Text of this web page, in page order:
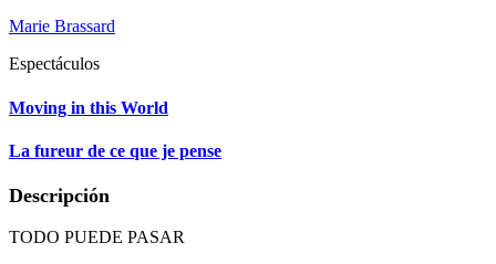
Marie Brassard
Espectáculos
Moving in this World
La fureur de ce que je pense
Descripción
TODO PUEDE PASAR